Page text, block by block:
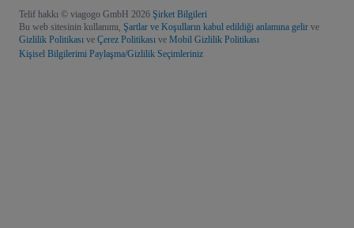
Telif hakkı © viagogo GmbH 2026 Şirket Bilgileri
Bu web sitesinin kullanımı, Şartlar ve Koşulların kabul edildiği anlamına gelir ve
Gizlilik Politikası ve Çerez Politikası ve Mobil Gizlilik Politikası
Kişisel Bilgilerimi Paylaşma/Gizlilik Seçimleriniz